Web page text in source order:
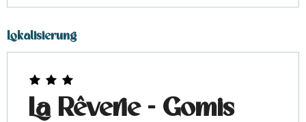
Lokalisierung
La Rêverie - Gomis